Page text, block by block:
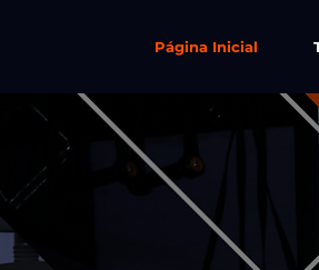
Página Inicial